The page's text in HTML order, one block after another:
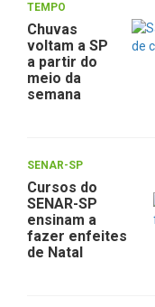
TEMPO
Chuvas
voltam a SP
a partir do
meio da
semana
SENAR-SP
Cursos do
SENAR-SP
ensinam a
fazer enfeites
de Natal